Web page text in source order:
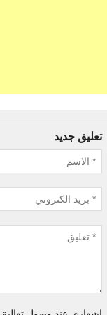
تعليق جديد